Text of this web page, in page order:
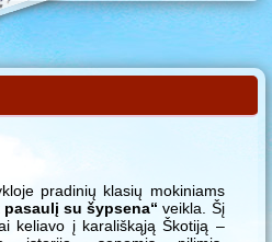
pradinių klasių mokiniams
pasaulį su šypsena“ veikla. Šį
keliavo į karališkąją Škotiją –